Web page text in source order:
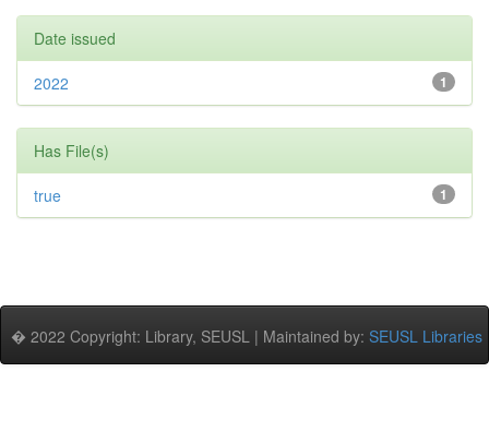
Date issued
1
2022
Has File(s)
1
true
� 2022 Copyright: Library, SEUSL | Maintained by: SEUSL Libraries